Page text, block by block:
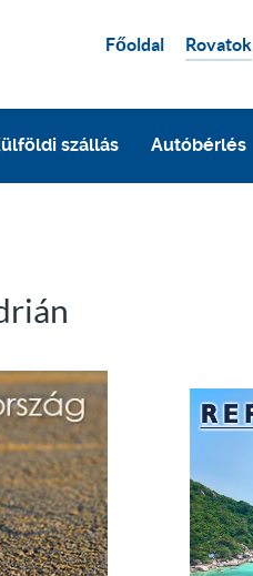
Főoldal Rovatok
szállás Autóbérlés